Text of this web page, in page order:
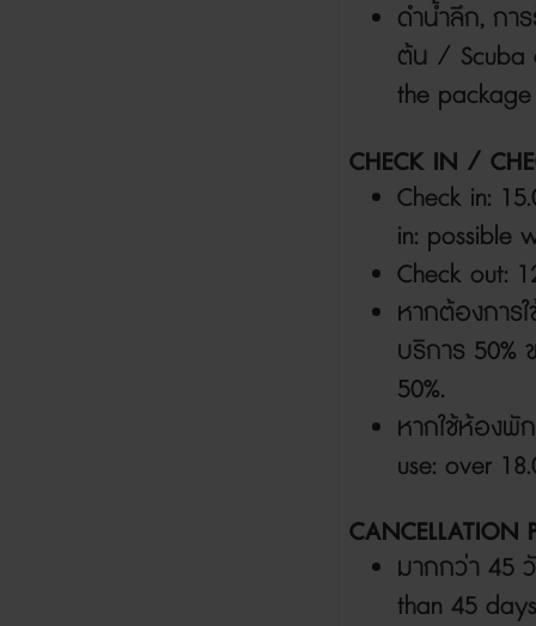
ดำน้ำลึก, กา
ต้น / Scuba
the package
CHECK IN /
Check in:
in: possible
Check out:
หากต้องการ
บริการ 50%
50%.
หากใช้ห้องพั
use: over
CANCELLATION
มากกว่า 45
than 45